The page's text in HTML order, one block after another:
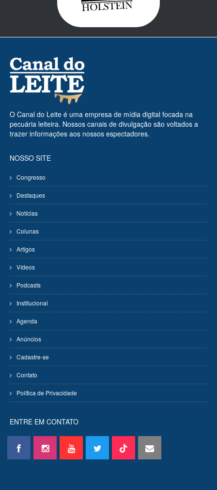
O Canal do Leite é uma empresa de mídia digital focada na
pecuária leiteira. Nossos canais de divulgação são voltados a
trazer informações aos nossos espectadores.
NOSSO SITE
Congresso
Destaques
Notícias
Colunas
Artigos
Vídeos
Podcasts
Institucional
Agenda
Anúncios
Cadastre-se
Contato
Política de Privacidade
ENTRE EM CONTATO